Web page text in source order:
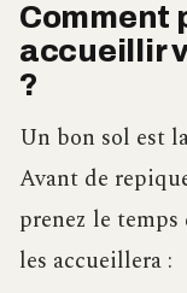
Comment
accueillir
?
Un bon sol est
Avant de
prenez le
les accueillera :